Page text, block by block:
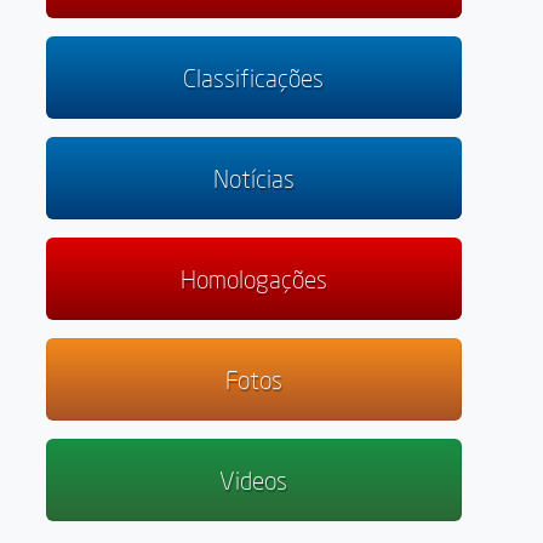
Classificações
Notícias
Homologações
Fotos
Videos